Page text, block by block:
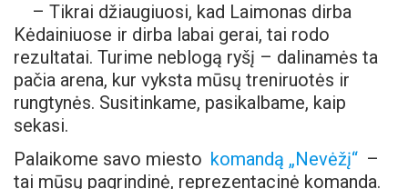
– Tikrai džiaugiuosi, kad Laimonas dirba
Kėdainiuose ir dirba labai gerai, tai rodo
rezultatai. Turime neblogą ryšį – dalinamės ta
pačia arena, kur vyksta mūsų treniruotės ir
rungtynės. Susitinkame, pasikalbame, kaip
sekasi.
Palaikome savo miesto komandą „Nevėžį“ –
tai mūsų pagrindinė, reprezentacinė komanda.